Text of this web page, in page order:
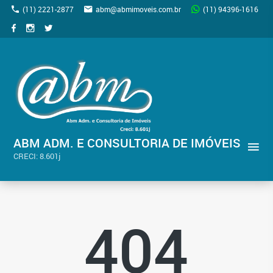
(11) 2221-2877 abm@abmimoveis.com.br (11) 94396-1616
ABM ADM. E CONSULTORIA DE IMÓVEIS
CRECI: 8.601j
404